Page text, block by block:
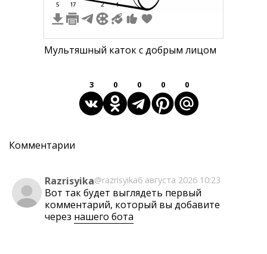
5 17 2 1
Мультяшный каток с добрым лицом
3 0 0 0 0
Комментарии
Razrisyika@razrisyika6 августа 2026 10:23
Вот так будет выглядеть первый
комментарий, который вы добавите
через нашего бота